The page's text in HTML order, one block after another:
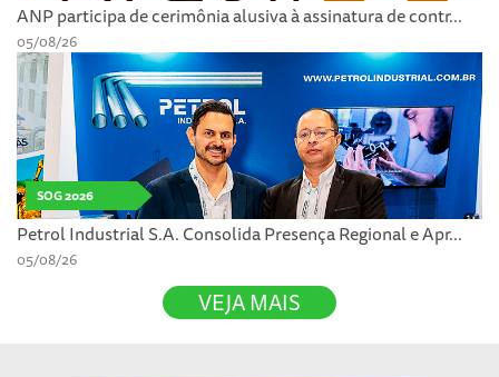
ANP participa de cerimônia alusiva à assinatura de contr...
05/08/26
SOG 2026
Petrol Industrial S.A. Consolida Presença Regional e Apr...
05/08/26
VEJA MAIS